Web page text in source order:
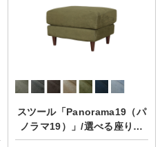
スツール「Panorama19（パ
ノラマ19）」/選べる座り心
地/カバーリング